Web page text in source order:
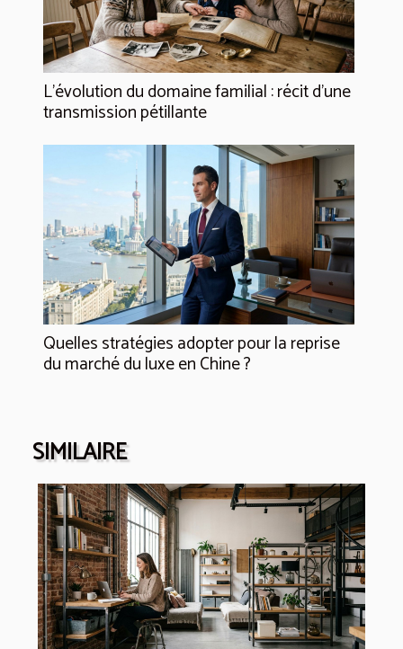
L’évolution du domaine familial : récit d’une
transmission pétillante
Quelles stratégies adopter pour la reprise
du marché du luxe en Chine ?
SIMILAIRE